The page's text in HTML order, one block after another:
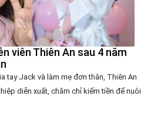
viên Thiên An sau 4 năm
tay Jack và làm mẹ đơn thân, Thiên An
diễn xuất, chăm chỉ kiếm tiền để nuôi